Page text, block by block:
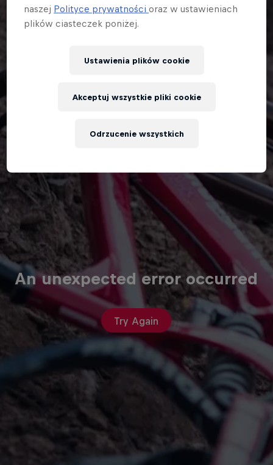
An unexpected error occurred
Try Again
naszej Polityce prywatnościoraz w ustawieniach
plików ciasteczek poniżej.
Ustawienia plików cookie
Odrzucenie wszystkich
Akceptuj wszystkie pliki cookie